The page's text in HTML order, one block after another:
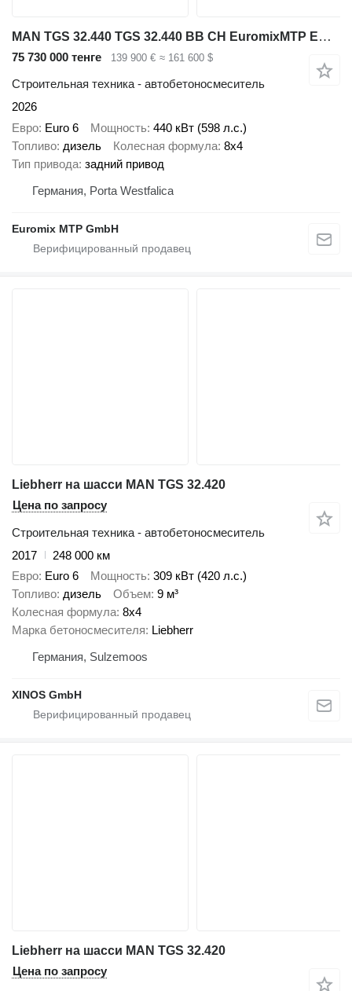
MAN TGS 32.440 TGS 32.440 BB CH EuromixMTP EM 9 L
75 730 000 тенге 139 900 € ≈ 161 600 $
Строительная техника - автобетоносмеситель
2026
Евро Euro 6 Мощность 440 кВт (598 л.с.)
Топливо дизель Колесная формула 8x4
Тип привода задний привод
Германия, Porta Westfalica
Euromix MTP GmbH
Liebherr на шасси MAN TGS 32.420
Цена по запросу
Строительная техника - автобетоносмеситель
2017
248 000 км
Евро Euro 6 Мощность 309 кВт (420 л.с.)
Топливо дизель Объем 9 м³
Колесная формула 8x4
Марка бетоносмесителя Liebherr
Германия, Sulzemoos
XINOS GmbH
Liebherr на шасси MAN TGS 32.420
Цена по запросу